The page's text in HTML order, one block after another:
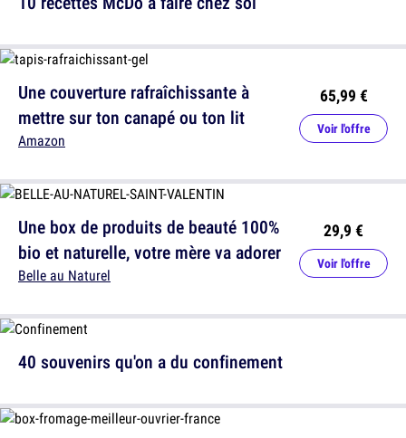
Une couverture rafraîchissante à
mettre sur ton canapé ou ton lit
Amazon
65,99 €
Voir l'offre
40 souvenirs qu'on a du confinement
Une box de produits de beauté 100%
bio et naturelle, votre mère va adorer
Belle au Naturel
29,9 €
Voir l'offre